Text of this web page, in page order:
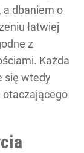
a dbaniem o
łatwiej
z
Każda
się wtedy
otaczającego